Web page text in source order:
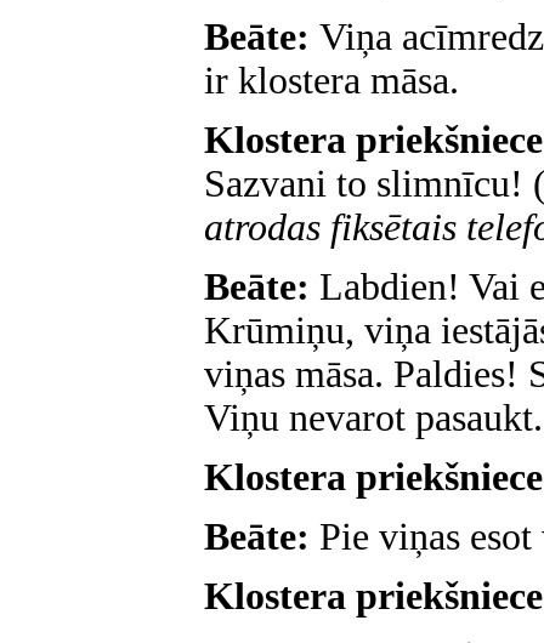
Beāte: Viņa
ir klostera māsa.
Klostera
Sazvani to slimnīcu!
atrodas fiksētais
Beāte: Labdien! Vai
Krūmiņu, viņa
viņas māsa. Paldies!
Viņu nevarot pasaukt.
Klostera
Beāte: Pie viņas esot
Klostera